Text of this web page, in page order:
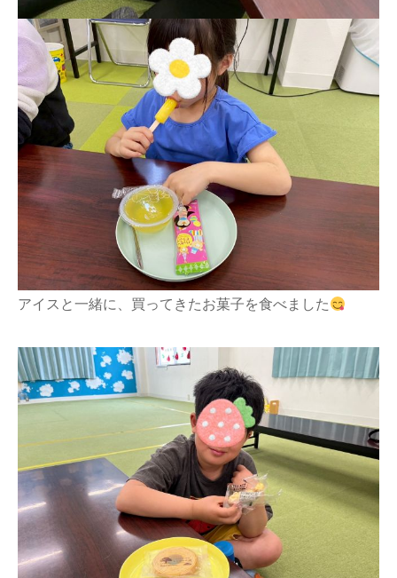
アイスと一緒に、買ってきたお菓子を食べました